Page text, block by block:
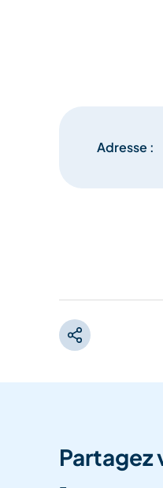
Adresse :
Partagez